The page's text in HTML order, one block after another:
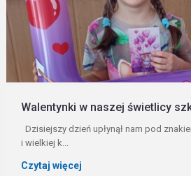
Walentynki w naszej świetlicy
Dzisiejszy dzień upłynął nam pod
i wielkiej k...
Czytaj więcej